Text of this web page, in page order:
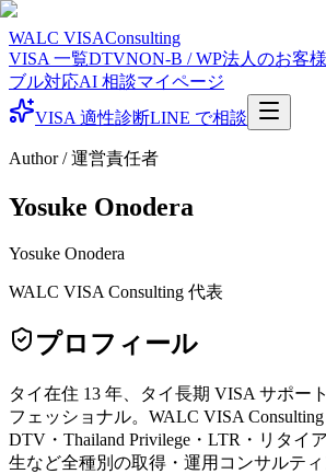
WALC VISAConsulting
VISA 一覧DTVNON-B / WP法人のお客様
ブル対応AI 相談マイページ
VISA 適性診断LINE で相談
Author / 運営責任者
Yosuke Onodera
Yosuke Onodera
WALC VISA Consulting 代表
プロフィール
タイ在住 13 年、タイ長期 VISA サポー
フェッショナル。WALC VISA Consulting
DTV・Thailand Privilege・LTR・リタイ
生など全種別の取得・運用コンサルテ